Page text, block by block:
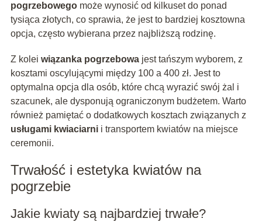
pogrzebowegomoże wynosić od kilkuset do ponad
tysiąca złotych, co sprawia, że jest to bardziej kosztowna
opcja, często wybierana przez najbliższą rodzinę.
Z kolei wiązanka pogrzebowajest tańszym wyborem, z
kosztami oscylującymi między 100 a 400 zł. Jest to
optymalna opcja dla osób, które chcą wyrazić swój żal i
szacunek, ale dysponują ograniczonym budżetem. Warto
również pamiętać o dodatkowych kosztach związanych z
usługami kwiaciarnii transportem kwiatów na miejsce
ceremonii.
Trwałość i estetyka kwiatów na
pogrzebie
Jakie kwiaty są najbardziej trwałe?